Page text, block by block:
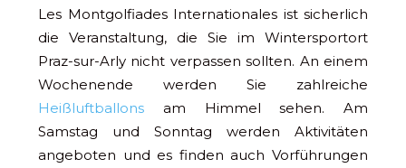
Les Montgolfiades Internationales ist sicherlich
die Veranstaltung, die Sie im Wintersportort
Praz-sur-Arly nicht verpassen sollten. An einem
Wochenende werden Sie zahlreiche
Heißluftballons am Himmel sehen. Am
Samstag und Sonntag werden Aktivitäten
angeboten und es finden auch Vorführungen